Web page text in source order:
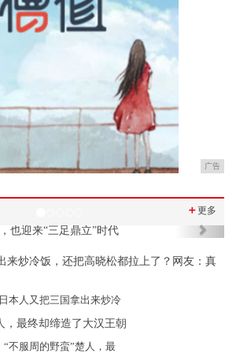
广告
＋更多
Next
日本人又把三国拿出来炒冷
“不服周的野蛮”楚人，最